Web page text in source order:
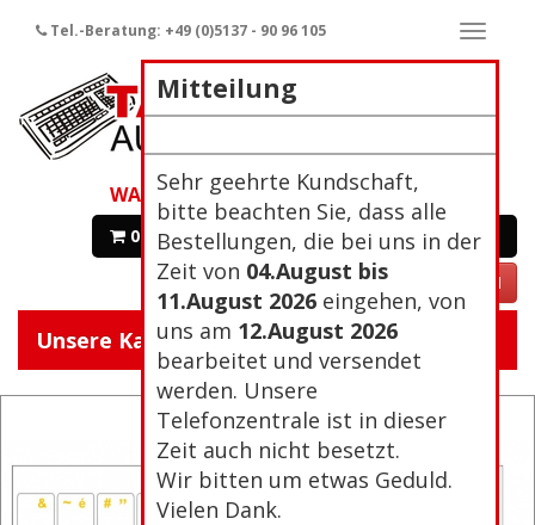
Mitteilung
Sehr geehrte Kundschaft,
bitte beachten Sie, dass alle
Bestellungen, die bei uns in der
Zeit von 04.August bis
11.August 2026 eingehen, von
uns am 12.August 2026
bearbeitet und versendet
werden. Unsere
Telefonzentrale ist in dieser
Zeit auch nicht besetzt.
Wir bitten um etwas Geduld.
Vielen Dank.
ein-/
Tel.-Beratung: +49 (0)5137 - 90 96 105
WARENKORB
0 Artikel 0,00€ Zur Kasse
VERTRAG WIDERRUFEN
ein/
Unsere Kategorien: